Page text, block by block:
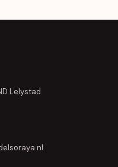
Lelystad